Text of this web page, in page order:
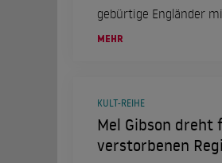
gebürtige Engländer
Weapon 2". Nun ist
MEHR
KULT-REIHE
Mel Gibson
verstorbenen